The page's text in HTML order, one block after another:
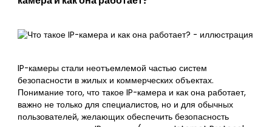
IP-камеры стали неотъемлемой частью систем
безопасности в жилых и коммерческих объектах.
Понимание того, что такое IP-камера и как она работает,
важно не только для специалистов, но и для обычных
пользователей, желающих обеспечить безопасность